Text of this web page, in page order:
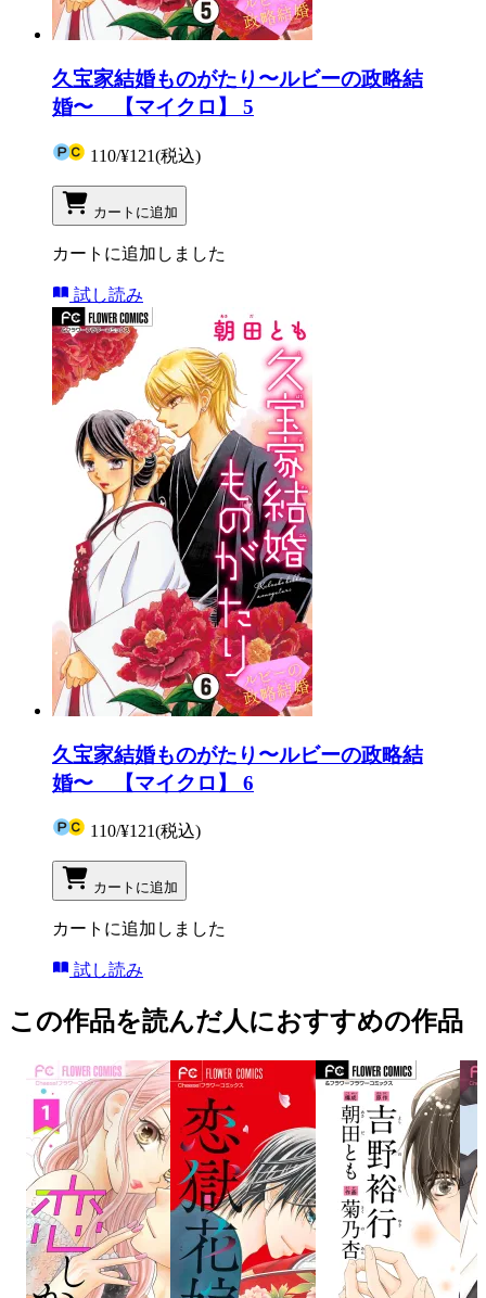
久宝家結婚ものがたり〜ルビーの政略結
婚〜 【マイクロ】 5
110/¥121(税込)
カートに追加
カートに追加しました
試し読み
久宝家結婚ものがたり〜ルビーの政略結
婚〜 【マイクロ】 6
110/¥121(税込)
カートに追加
カートに追加しました
試し読み
この作品を読んだ人におすすめの作品